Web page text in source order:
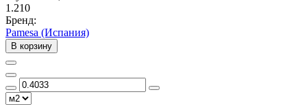
1.210
Бренд:
Pamesa (Испания)
В корзину